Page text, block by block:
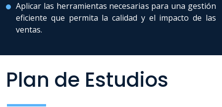
Aplicar las herramientas necesarias para una gestión
eficiente que permita la calidad y el impacto de las
ventas.
Plan de Estudios